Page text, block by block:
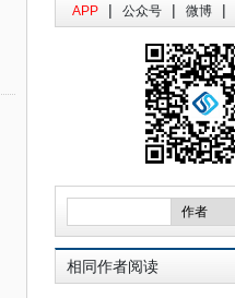
APP | 公众号 | 微博 |
相同作者阅读